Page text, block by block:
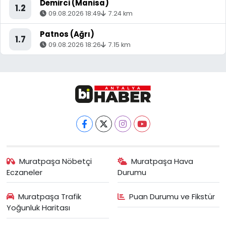
1.2 Demirci (Manisa)
09.08.2026 18:49 7.24 km
1.7 Patnos (Ağrı)
09.08.2026 18:26 7.15 km
Muratpaşa Nöbetçi
Eczaneler
Muratpaşa Hava
Durumu
Muratpaşa Trafik
Yoğunluk Haritası
Puan Durumu ve Fikstür